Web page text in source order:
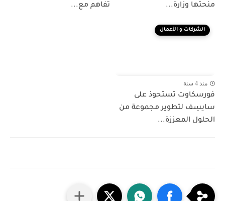
منحتها وزارة...
تفاهم مع...
الشركات و الأعمال
منذ 4 سنة
فورسكاوت تستحوذ على
سايسِف لتطوير مجموعة من
الحلول المعززة...